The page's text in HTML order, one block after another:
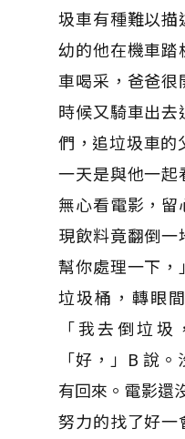
圾車有種難以描
幼的他在機車踏
車喝采，爸爸很
時候又騎車出
們，追垃圾車的
一天是與他一起
無心看電影，
現飲料竟翻倒
幫你處理一下
垃圾桶，轉眼
「我去倒垃圾
「好，」B 說
有回來。電影還
努力的找了好一